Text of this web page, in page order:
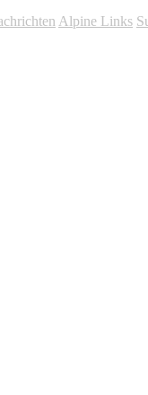
Alpine Links